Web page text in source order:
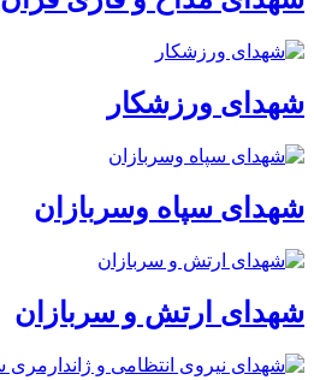
شهدای ورزشکار
شهدای سپاه وسربازان
شهدای ارتش و سربازان